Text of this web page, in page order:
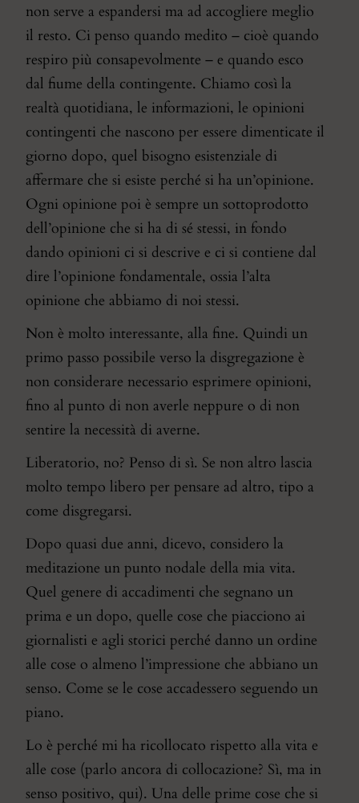
non serve a espandersi ma ad accogliere meglio
il resto. Ci penso quando medito – cioè quando
respiro più consapevolmente – e quando esco
dal fiume della contingente. Chiamo così la
realtà quotidiana, le informazioni, le opinioni
contingenti che nascono per essere dimenticate il
giorno dopo, quel bisogno esistenziale di
affermare che si esiste perché si ha un’opinione.
Ogni opinione poi è sempre un sottoprodotto
dell’opinione che si ha di sé stessi, in fondo
dando opinioni ci si descrive e ci si contiene dal
dire l’opinione fondamentale, ossia l’alta
opinione che abbiamo di noi stessi.
Non è molto interessante, alla fine. Quindi un
primo passo possibile verso la disgregazione è
non considerare necessario esprimere opinioni,
fino al punto di non averle neppure o di non
sentire la necessità di averne.
Liberatorio, no? Penso di sì. Se non altro lascia
molto tempo libero per pensare ad altro, tipo a
come disgregarsi.
Dopo quasi due anni, dicevo, considero la
meditazione un punto nodale della mia vita.
Quel genere di accadimenti che segnano un
prima e un dopo, quelle cose che piacciono ai
giornalisti e agli storici perché danno un ordine
alle cose o almeno l’impressione che abbiano un
senso. Come se le cose accadessero seguendo un
piano.
Lo è perché mi ha ricollocato rispetto alla vita e
alle cose (parlo ancora di collocazione? Sì, ma in
senso positivo, qui). Una delle prime cose che si